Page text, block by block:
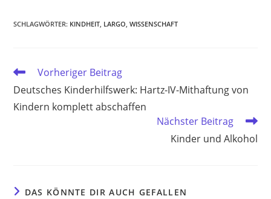
SCHLAGWÖRTER: KINDHEIT, LARGO, WISSENSCHAFT
Weitere
ansehen
Vorheriger Beitrag
Deutsches Kinderhilfswerk: Hartz-IV-Mithaftung von
Kindern komplett abschaffen
Nächster Beitrag
Kinder und Alkohol
DAS KÖNNTE DIR AUCH GEFALLEN